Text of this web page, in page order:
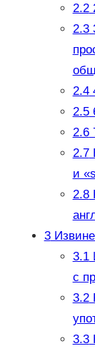
2.2
2.3
2.4
2.5
2.6
2.7
и
2.8
3
3.1
с
3.2
3.3